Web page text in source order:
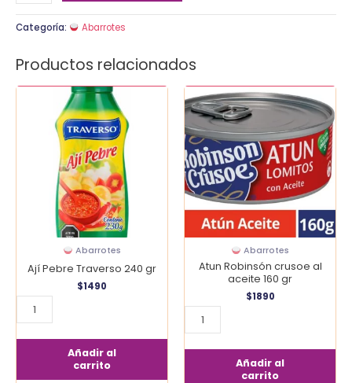
Categoría: Abarrotes
Productos relacionados
Abarrotes
Ají Pebre Traverso 240 gr
$1490
Traverso
cantidad
Añadir al
carrito
Abarrotes
Atun Robinsón crusoe al
aceite 160 gr
$1890
Atun
Robinsón
crusoe
al
aceite
160
gr
cantidad
Añadir al
carrito